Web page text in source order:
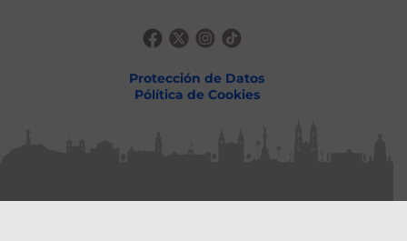
Protección de Datos
Pólítica de Cookies